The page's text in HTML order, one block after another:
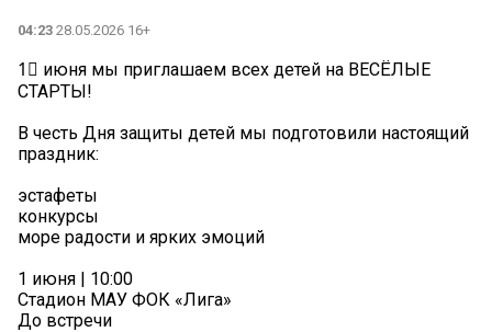
04:23 28.05.2026 16+
1⃣ июня мы приглашаем всех детей на ВЕСЁЛЫЕ
СТАРТЫ!
В честь Дня защиты детей мы подготовили настоящий
праздник:
эстафеты
конкурсы
море радости и ярких эмоций
1 июня | 10:00
Стадион МАУ ФОК «Лига»
До встречи